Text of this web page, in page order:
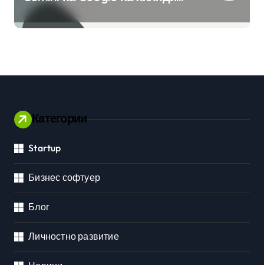
клиенти на бизнес
приложения
Категории
Startup
Бизнес софтуер
Блог
Личностно развитие